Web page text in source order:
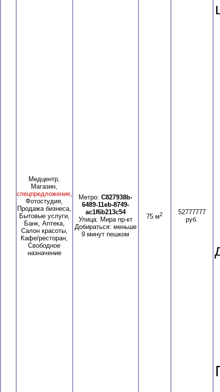
Медцентр,
Магазин,
спецпредложение,
Фотостудия,
Продажа бизнеса,
Бытовые услуги,
Банк, Аптека,
Салон красоты,
Кафе/ресторан,
Свободное
назначение
Метро: C827938b-
6489-11eb-8749-
ac1f6b213c54
Улица: Мира пр-кт
Добираться: меньше
9 минут пешком
75 м2
52777777
руб.